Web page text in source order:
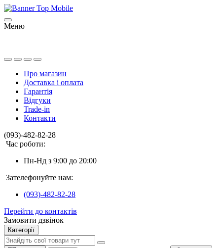
Меню
Про магазин
Доставка і оплата
Гарантія
Відгуки
Trade-in
Контакти
(093)-482-82-28
Час роботи:
Пн-Нд з 9:00 до 20:00
Зателефонуйте нам:
(093)-482-82-28
Перейти до контактів
Замовити дзвінок
Категорії